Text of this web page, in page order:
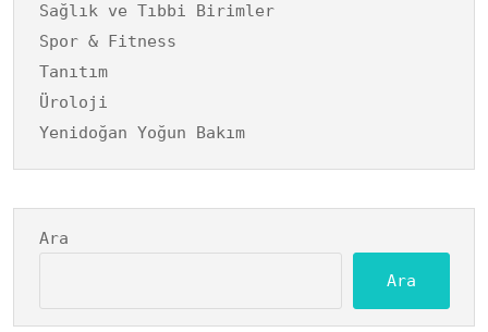
Sağlık ve Tıbbi Birimler
Spor & Fitness
Tanıtım
Üroloji
Yenidoğan Yoğun Bakım
Ara
Ara